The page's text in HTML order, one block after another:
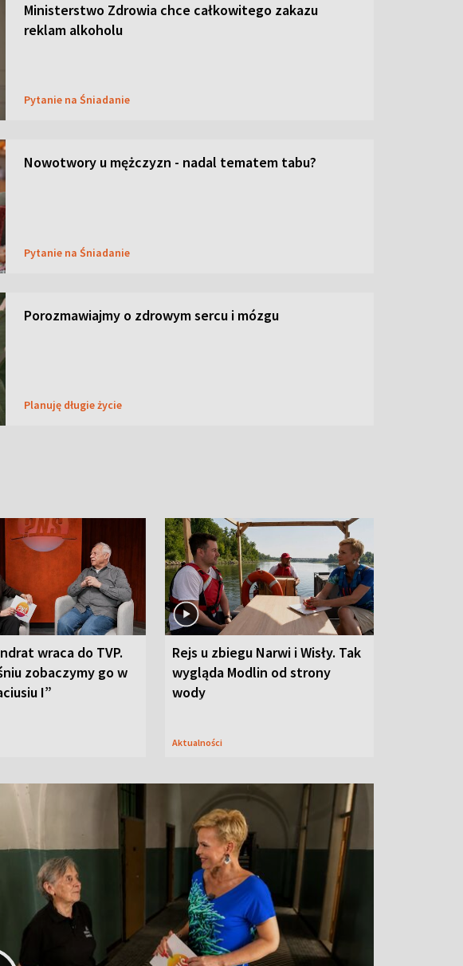
Ministerstwo Zdrowia chce całkowitego zakazu
reklam alkoholu
Pytanie na Śniadanie
Nowotwory u mężczyzn - nadal tematem tabu?
Pytanie na Śniadanie
Porozmawiajmy o zdrowym sercu i mózgu
Planuję długie życie
wraca do TVP.
zobaczymy go w
I”
Rejs u zbiegu Narwi i Wisły. Tak
wygląda Modlin od strony
wody
Aktualności